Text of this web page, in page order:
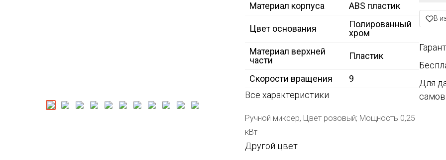
Материал корпуса
ABS пластик
Цвет основания
Полированный
хром
Материал верхней
части
Пластик
Скорости вращения
9
Все характеристики
Ручной миксер, Цвет розовый; Мощность 0,25
кВт
Другой цвет
В
Для